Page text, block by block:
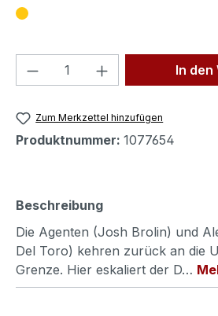
Produkt Anzahl: GibIn den
Zum Merkzettel hinzufügen
Produktnummer: 1077654
Beschreibung
Die Agenten (Josh Brolin) und
Del Toro) kehren zurück an die
Grenze. Hier eskaliert der D…